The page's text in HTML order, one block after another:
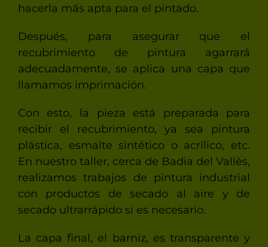
hacerla más apta para el pintado.
Después, para asegurar que el
recubrimiento de pintura agarrará
adecuadamente, se aplica una capa que
llamamos imprimación.
Con esto, la pieza está preparada para
recibir el recubrimiento, ya sea pintura
plástica, esmalte sintético o acrílico, etc.
En nuestro taller, cerca de Badia del Vallès,
realizamos trabajos de pintura industrial
con productos de secado al aire y de
secado ultrarrápido si es necesario.
La capa final, el barniz, es transparente y